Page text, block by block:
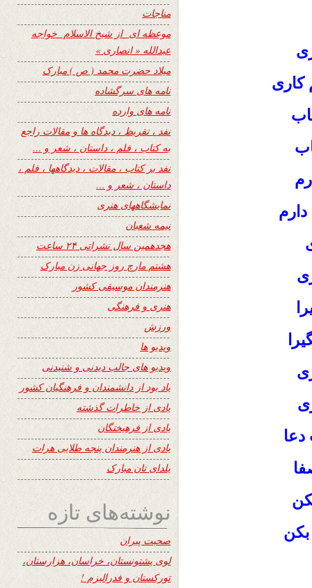
کاری
مناجات
موعظه ای از شیخ الاسلام خواجه
عبدالله « انصاری »
میلاد حضرت محمد ( ص ) مبارک
نامه های سرگشاده
نامه های وارده
نفد ، تقریظ ، دیدگاه ها و مقالات راجع
به کتاب ، فلم ، داستان ، شعر و …
نفد بر کتاب ، مقالات ، دیدگاهها ، فلم ،
داستان ، شعر و …
نمایشگاههای هنری
نیمه شعبان
هجدهمین سال نشراتی ۲۴ ساعت
هشتم مارچ روز جهانی زن مبارک
هنرمندان موسیقی کشور
هنری و فرهنگی
ورزش
ویدیو ها
ویدیو های جالب دیدنی و شنیدنی
یاد بود از دانشمندان و فرهنگیان کشور
یادی از خاطرات گذشته
یادی از فرهیختگان
یادی از هنرمندان پنجه طلایی هرات
یلدای تان مبارک
نوشته‌های تازه
صحبت پیران
لوی پشتونستان، خراسان، هزارستان،
تورکستان و فدرالیزم !